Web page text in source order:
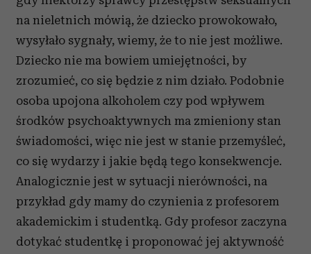
na nieletnich mówią, że dziecko prowokowało,
wysyłało sygnały, wiemy, że to nie jest możliwe.
Dziecko nie ma bowiem umiejętności, by
zrozumieć, co się będzie z nim działo. Podobnie
osoba upojona alkoholem czy pod wpływem
środków psychoaktywnych ma zmieniony stan
świadomości, więc nie jest w stanie przemyśleć,
co się wydarzy i jakie będą tego konsekwencje.
Analogicznie jest w sytuacji nierówności, na
przykład gdy mamy do czynienia z profesorem
akademickim i studentką. Gdy profesor zaczyna
dotykać studentkę i proponować jej aktywność